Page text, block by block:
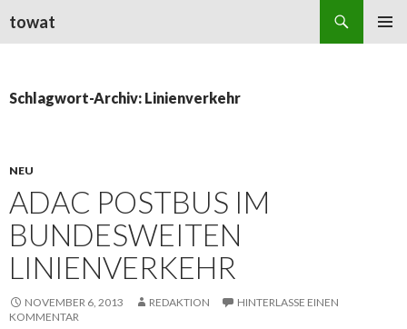
towat
Schlagwort-Archiv: Linienverkehr
NEU
ADAC POSTBUS IM
BUNDESWEITEN
LINIENVERKEHR
NOVEMBER 6, 2013 REDAKTION
HINTERLASSE EINEN
KOMMENTAR